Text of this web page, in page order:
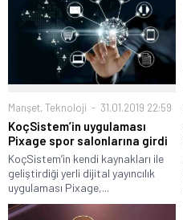
Manşet, Teknoloji 31.01.2019 22:59
KoçSistem’in uygulaması
Pixage spor salonlarına girdi
KoçSistem’in kendi kaynakları ile
geliştirdiği yerli dijital yayıncılık
uygulaması Pixage,...